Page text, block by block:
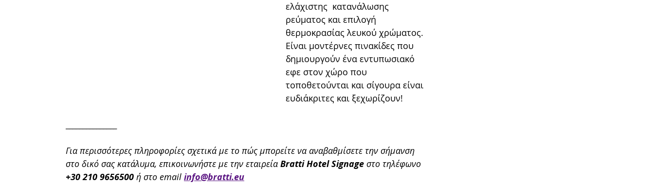
ελάχιστης  κατανάλωσης
ρεύµατος και επιλογή
θερµοκρασίας λευκού χρώµατος.
Είναι μοντέρνες πινακίδες που
δημιουργούν ένα εντυπωσιακό
εφε στον χώρο που
τοποθετούνται και σίγουρα είναι
ευδιάκριτες και ξεχωρίζουν!
Για περισσότερες πληροφορίες σχετικά με το πώς μπορείτε να αναβαθμίσετε την σήμανση
στο δικό σας κατάλυμα, επικοινωνήστε με την εταιρεία Βratti Hotel Signage στο τηλέφωνο
+30 210 9656500 ή στο email info@bratti.eu